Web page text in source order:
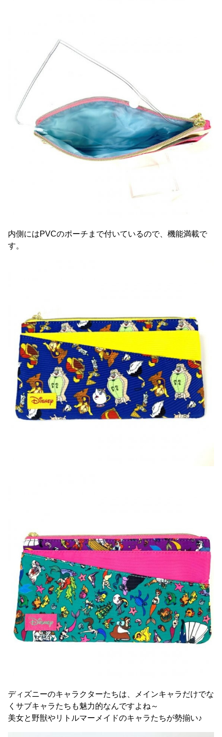
内側にはPVCのポーチまで付いているので、機能満載で
す。
ディズニーのキャラクターたちは、メインキャラだけでな
くサブキャラたちも魅力的なんですよね～
美女と野獣やリトルマーメイドのキャラたちが勢揃い♪